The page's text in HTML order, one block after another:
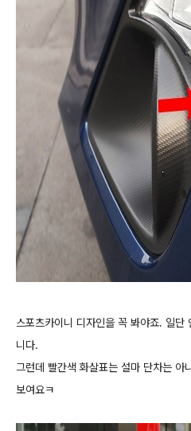
스포츠카이니 디자인을 꼭 봐야죠. 일단
니다.
그런데 빨간색 화살표는 설마 단차는 아
보여요ㅋ